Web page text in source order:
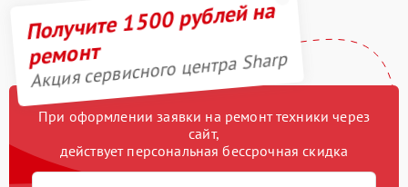
Ремонт механизма
открывания двери
Ремонт двигателя
поддона
Замена ТЭН
Замена силового
900 рублей
Получите 1500 рублей на
ремонт
Акция сервисного центра Sharp
При оформлении заявки на ремонт техники через
сайт,
действует персональная бессрочная скидка